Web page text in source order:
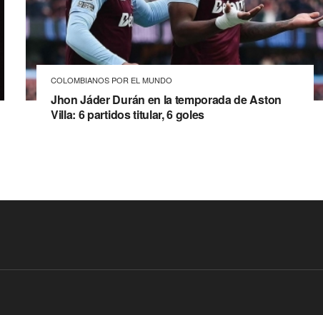
COLOMBIANOS POR EL MUNDO
Jhon Jáder Durán en la temporada de Aston
Villa: 6 partidos titular, 6 goles